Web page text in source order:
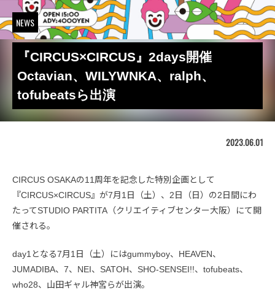
NEWS
『CIRCUS×CIRCUS』2days開催
Octavian、WILYWNKA、ralph、
tofubeatsら出演
2023.06.01
CIRCUS OSAKAの11周年を記念した特別企画として
『CIRCUS×CIRCUS』が7月1日（土）、2日（日）の2日間にわ
たってSTUDIO PARTITA（クリエイティブセンター大阪）にて開
催される。
day1となる7月1日（土）にはgummyboy、HEAVEN、
JUMADIBA、7、NEI、SATOH、SHO-SENSEI!!、tofubeats、
who28、山田ギャル神宮らが出演。